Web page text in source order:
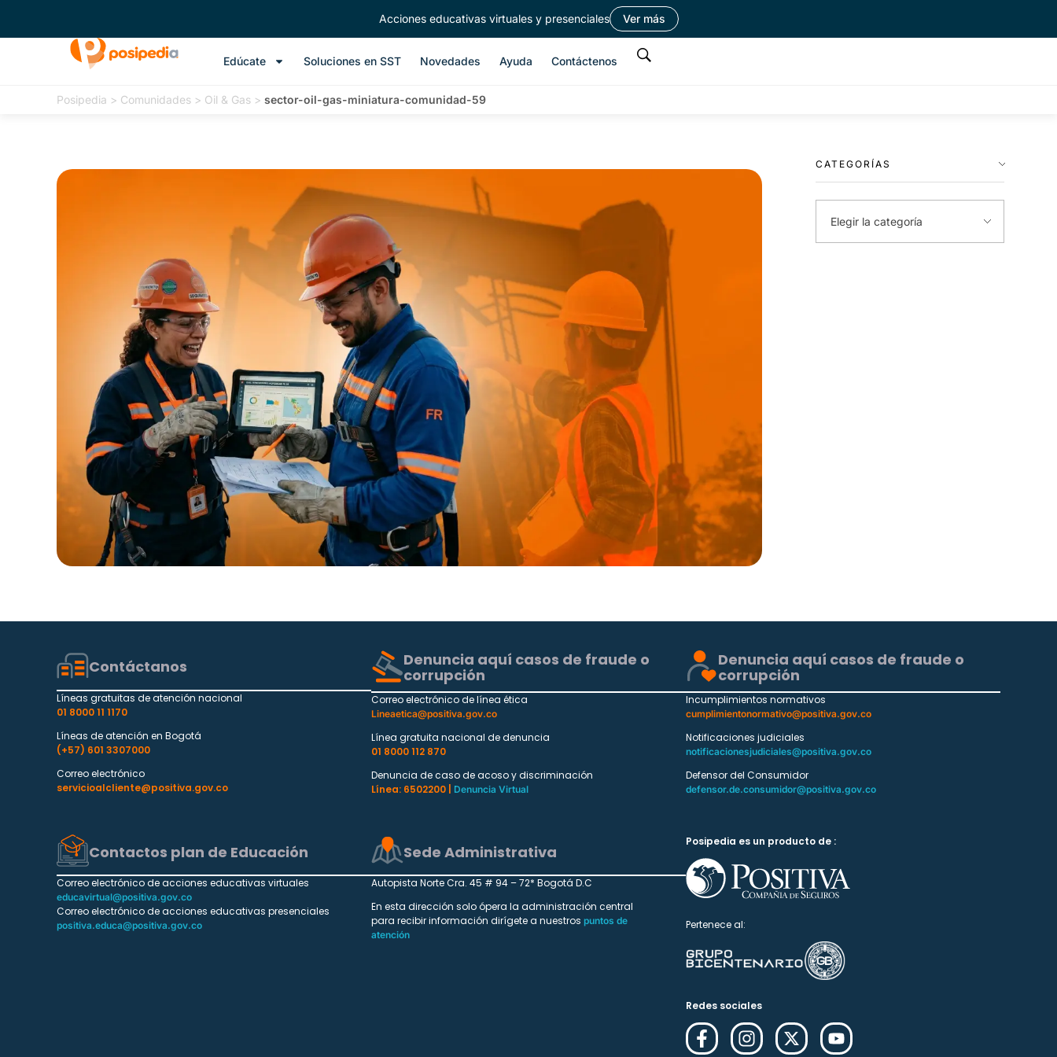
Acciones educativas virtuales y presenciales Ver más
Edúcate Soluciones en SST Novedades Ayuda Contáctenos
Posipedia > Comunidades > Oil & Gas > sector-oil-gas-miniatura-comunidad-59
CATEGORÍAS
Contáctanos
Líneas gratuitas de atención nacional
01 8000 11 1170
Líneas de atención en Bogotá
(+57) 601 3307000
Correo electrónico
servicioalcliente@positiva.gov.co
Denuncia aquí casos de fraude o
corrupción
Correo electrónico de línea ética
Lineaetica@positiva.gov.co
Línea gratuita nacional de denuncia
01 8000 112 870
Denuncia de caso de acoso y discriminación
Línea: 6502200 |
Denuncia Virtual
Denuncia aquí casos de fraude o
corrupción
Incumplimientos normativos
cumplimientonormativo@positiva.gov.co
Notificaciones judiciales
notificacionesjudiciales@positiva.gov.co
Defensor del Consumidor
defensor.de.consumidor@positiva.gov.co
Contactos plan de Educación
Correo electrónico de acciones educativas virtuales
educavirtual@positiva.gov.co
Correo electrónico de acciones educativas presenciales
positiva.educa@positiva.gov.co
Sede Administrativa
Autopista Norte Cra. 45 # 94 – 72* Bogotá D.C
En esta dirección solo ópera la administración central
para recibir información dirígete a nuestros puntos de
atención
Posipedia es un producto de :
Pertenece al:
Redes sociales